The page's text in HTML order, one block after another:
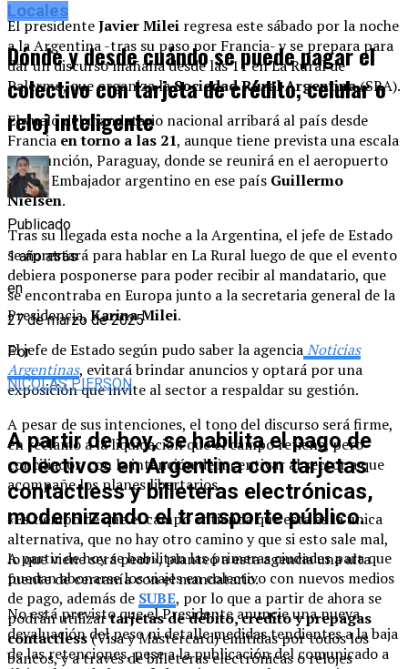
El presidenteJavier Milei regresa este sábado por la noche
a la Argentina -tras su paso por Francia- y se prepara para
dar un discurso mañana desde las 11 en La Rural de
Palermo, que organiza laSociedad Rural Argentina(SRA).
El vuelo del mandatario nacional arribará al país desde
Francia en torno a las 21, aunque tiene prevista una escala
en Asunción, Paraguay, donde se reunirá en el aeropuerto
con el Embajador argentino en ese país Guillermo
Nielsen.
Tras su llegada esta noche a la Argentina, el jefe de Estado
se aprestará para hablar en La Rural luego de que el evento
debiera posponerse para poder recibir al mandatario, que
se encontraba en Europa junto a la secretaria general de la
Presidencia,Karina Milei.
El jefe de Estado según pudo saber la agenciaNoticias
Argentinas, evitará brindar anuncios y optará por una
exposición que invite al sector a respaldar su gestión.
A pesar de sus intenciones, el tono del discurso será firme,
en reclamo a la liquidación que el campo retiene, pero
conciliador, con la intención de incentivar al sector a que
acompañe los planes libertarios.
«Es tiempo de que el campo entienda que esta es la única
alternativa, que no hay otro camino y que si esto sale mal,
lo que viene será peor», planteó a esta agencia una alta
fuente de cercanía con el mandatario.
No está previsto que el Presidente anuncie una nueva
devaluación del peso ni detalle medidas tendientes a la baja
de las retenciones, pese a la publicación del comunicado a
Locales
Dónde y desde cuándo se puede pagar el
colectivo con tarjeta de crédito, celular o
reloj inteligente
Publicado
1 año atrás
en
27 de marzo de 2025
Por
NICOLAS PIERSON
A partir de hoy, se habilita el pago de
colectivos en Argentina con tarjetas
contactless y billeteras electrónicas,
modernizando el transporte público.
A partir de hoy se habilitan las primeras ciudades para que
puedan abonarse los viajes en colectivo con nuevos medios
de pago, además de SUBE, por lo que a partir de ahora se
podrán utilizartarjetas de débito, crédito y prepagas
contactless(Visa y Mastercard) emitidas por todos los
bancos, y a través de billeteras electrónicas o relojes